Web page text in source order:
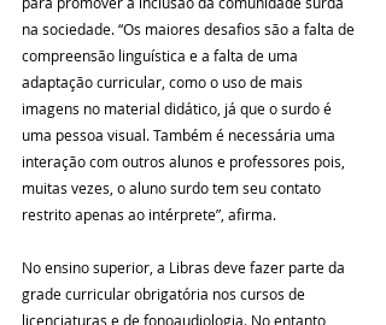
na sociedade. “Os maiores desafios são a falta de
compreensão linguística e a falta de uma
adaptação curricular, como o uso de mais
imagens no material didático, já que o surdo é
uma pessoa visual. Também é necessária uma
interação com outros alunos e professores pois,
muitas vezes, o aluno surdo tem seu contato
restrito apenas ao intérprete”, afirma.
No ensino superior, a Libras deve fazer parte da
grade curricular obrigatória nos cursos de
licenciaturas e de fonoaudiologia. No entanto,